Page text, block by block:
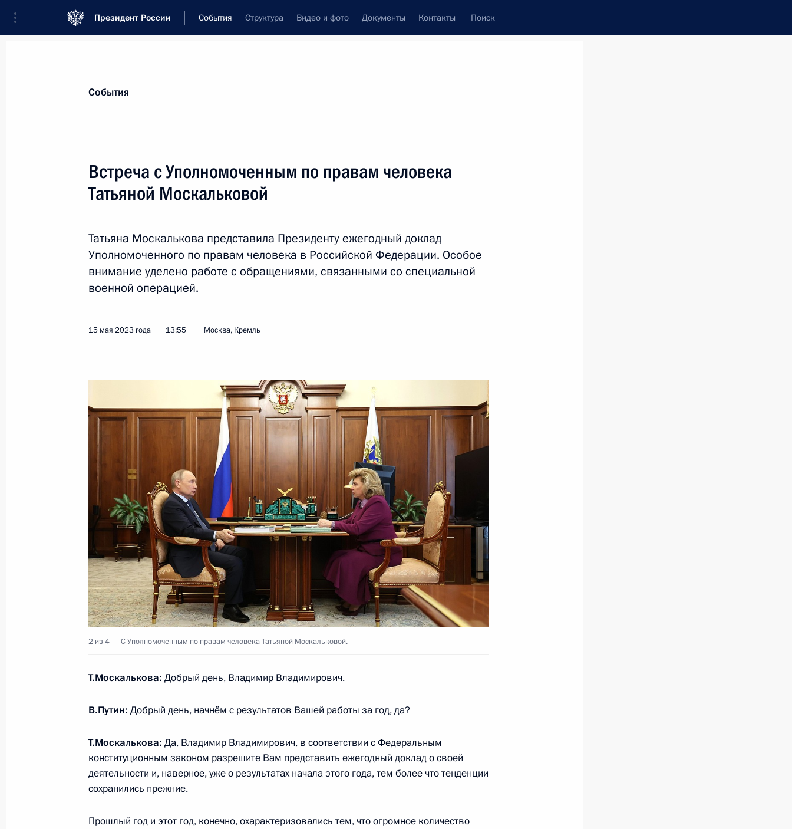
Президент России События Структура Видео и фото Документы Контакты Поиск
Новости
23 мая 2023 года, вторник
Додиком
23 мая 2023 года, 20:00 Москва, Кремль
Зорькиным
24–25 мая Владимир Путин примет участие в мероприятиях
саммита Евразийского экономического союза в Москве
23 мая 2023 года, 15:35
Церемония вручения государственных наград
23 мая 2023 года, 15:10 Москва, Кремль
22 мая 2023 года, понедельник
Встреча с Председателем Верховного Суда Вячеславом
Лебедевым
22 мая 2023 года, 14:40 Москва, Кремль
21 мая 2023 года, воскресенье
Владимир Путин поздравил российских военных
21 мая 2023 года, 01:00
19 мая 2023 года, пятница
Заседание Совета по межнациональным отношениям
19
События
Встреча с Уполномоченным по правам человека
Татьяной Москальковой
Татьяна Москалькова представила Президенту ежегодный доклад
Уполномоченного по правам человека в Российской Федерации. Особое
внимание уделено работе с обращениями, связанными со специальной
военной операцией.
15 мая 2023 года 13:55 Москва, Кремль
2 из 4 С Уполномоченным по правам человека Татьяной Москальковой.
Т.Москалькова: Добрый день, Владимир Владимирович.
В.Путин: Добрый день, начнём с результатов Вашей работы за год, да?
Т.Москалькова: Да, Владимир Владимирович, в соответствии с Федеральным
конституционным законом разрешите Вам представить ежегодный доклад о своей
деятельности и, наверное, уже о результатах начала этого года, тем более что тенденции
сохранились прежние.
Прошлый год и этот год, конечно, охарактеризовались тем, что огромное количество